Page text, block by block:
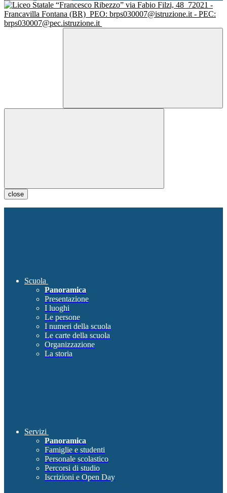
via Fabio Filzi, 48 72021 -
Francavilla Fontana (BR) PEO: brps030007@istruzione.it - PEC:
brps030007@pec.istruzione.it
close
Scuola
Panoramica
Presentazione
I luoghi
Le persone
I numeri della scuola
Le carte della scuola
Organizzazione
La storia
Servizi
Panoramica
Famiglie e studenti
Personale scolastico
Percorsi di studio
Iscrizioni e Open Day